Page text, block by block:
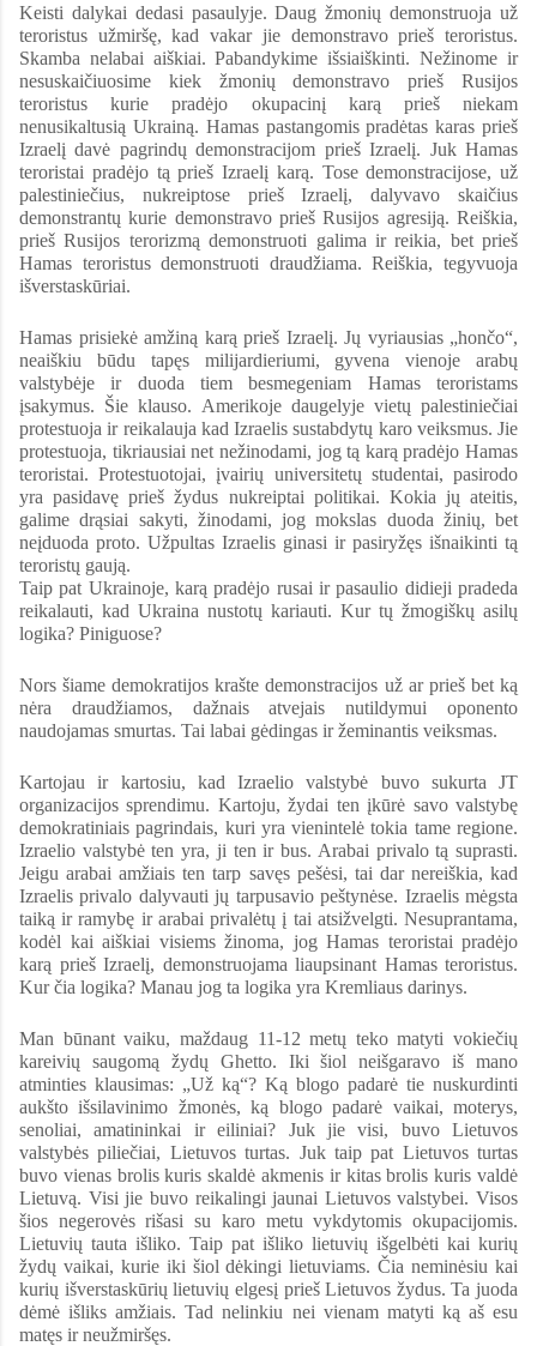
Keisti dalykai dedasi pasaulyje. Daug žmonių demonstruoja už
teroristus užmiršę, kad vakar jie demonstravo prieš teroristus.
Skamba nelabai aiškiai. Pabandykime išsiaiškinti. Nežinome ir
nesuskaičiuosime kiek žmonių demonstravo prieš Rusijos
teroristus kurie pradėjo okupacinį karą prieš niekam
nenusikaltusią Ukrainą. Hamas pastangomis pradėtas karas prieš
Izraelį davė pagrindų demonstracijom prieš Izraelį. Juk Hamas
teroristai pradėjo tą prieš Izraelį karą. Tose demonstracijose, už
palestiniečius, nukreiptose prieš Izraelį, dalyvavo skaičius
demonstrantų kurie demonstravo prieš Rusijos agresiją. Reiškia,
prieš Rusijos terorizmą demonstruoti galima ir reikia, bet prieš
Hamas teroristus demonstruoti draudžiama. Reiškia, tegyvuoja
išverstaskūriai.
Hamas prisiekė amžiną karą prieš Izraelį. Jų vyriausias „hončo“,
neaiškiu būdu tapęs milijardieriumi, gyvena vienoje arabų
valstybėje ir duoda tiem besmegeniam Hamas teroristams
įsakymus. Šie klauso. Amerikoje daugelyje vietų palestiniečiai
protestuoja ir reikalauja kad Izraelis sustabdytų karo veiksmus. Jie
protestuoja, tikriausiai net nežinodami, jog tą karą pradėjo Hamas
teroristai. Protestuotojai, įvairių universitetų studentai, pasirodo
yra pasidavę prieš žydus nukreiptai politikai. Kokia jų ateitis,
galime drąsiai sakyti, žinodami, jog mokslas duoda žinių, bet
neįduoda proto. Užpultas Izraelis ginasi ir pasiryžęs išnaikinti tą
teroristų gaują.
Taip pat Ukrainoje, karą pradėjo rusai ir pasaulio didieji pradeda
reikalauti, kad Ukraina nustotų kariauti. Kur tų žmogiškų asilų
logika? Piniguose?
Nors šiame demokratijos krašte demonstracijos už ar prieš bet ką
nėra draudžiamos, dažnais atvejais nutildymui oponento
naudojamas smurtas. Tai labai gėdingas ir žeminantis veiksmas.
Kartojau ir kartosiu, kad Izraelio valstybė buvo sukurta JT
organizacijos sprendimu. Kartoju, žydai ten įkūrė savo valstybę
demokratiniais pagrindais, kuri yra vienintelė tokia tame regione.
Izraelio valstybė ten yra, ji ten ir bus. Arabai privalo tą suprasti.
Jeigu arabai amžiais ten tarp savęs pešėsi, tai dar nereiškia, kad
Izraelis privalo dalyvauti jų tarpusavio peštynėse. Izraelis mėgsta
taiką ir ramybę ir arabai privalėtų į tai atsižvelgti. Nesuprantama,
kodėl kai aiškiai visiems žinoma, jog Hamas teroristai pradėjo
karą prieš Izraelį, demonstruojama liaupsinant Hamas teroristus.
Kur čia logika? Manau jog ta logika yra Kremliaus darinys.
Man būnant vaiku, maždaug 11-12 metų teko matyti vokiečių
kareivių saugomą žydų Ghetto. Iki šiol neišgaravo iš mano
atminties klausimas: „Už ką“? Ką blogo padarė tie nuskurdinti
aukšto išsilavinimo žmonės, ką blogo padarė vaikai, moterys,
senoliai, amatininkai ir eiliniai? Juk jie visi, buvo Lietuvos
valstybės piliečiai, Lietuvos turtas. Juk taip pat Lietuvos turtas
buvo vienas brolis kuris skaldė akmenis ir kitas brolis kuris valdė
Lietuvą. Visi jie buvo reikalingi jaunai Lietuvos valstybei. Visos
šios negerovės rišasi su karo metu vykdytomis okupacijomis.
Lietuvių tauta išliko. Taip pat išliko lietuvių išgelbėti kai kurių
žydų vaikai, kurie iki šiol dėkingi lietuviams. Čia neminėsiu kai
kurių išverstaskūrių lietuvių elgesį prieš Lietuvos žydus. Ta juoda
dėmė išliks amžiais. Tad nelinkiu nei vienam matyti ką aš esu
matęs ir neužmiršęs.